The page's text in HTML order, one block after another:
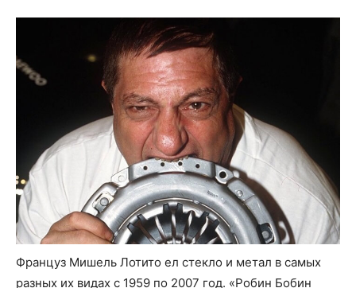
Француз Мишель Лотито ел стекло и метал в самых
разных их видах с 1959 по 2007 год. «Робин Бобин